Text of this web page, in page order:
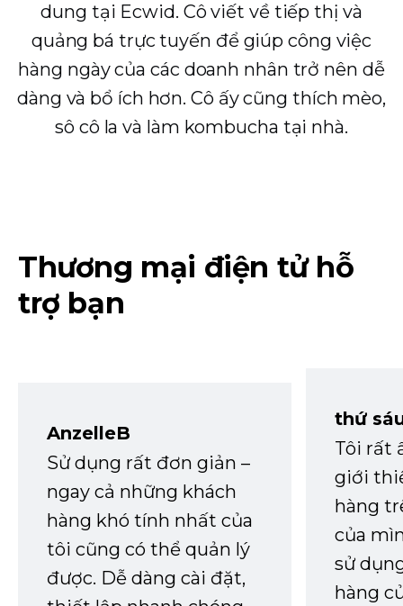
dung tại Ecwid. Cô viết về tiếp thị và
quảng bá trực tuyến để giúp công việc
hàng ngày của các doanh nhân trở nên dễ
dàng và bổ ích hơn. Cô ấy cũng thích mèo,
sô cô la và làm kombucha tại nhà.
Thương mại điện tử hỗ
trợ bạn
AnzelleB
Sử dụng rất đơn giản –
ngay cả những khách
hàng khó tính nhất của
tôi cũng có thể quản lý
được. Dễ dàng cài đặt,
thứ
Tôi rất
giới
hàng
của
sử
hàng